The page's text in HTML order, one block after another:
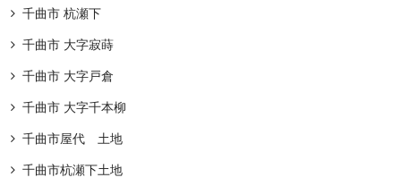
千曲市 杭瀬下
千曲市 大字寂蒔
千曲市 大字戸倉
千曲市 大字千本柳
千曲市屋代 土地
千曲市杭瀬下土地